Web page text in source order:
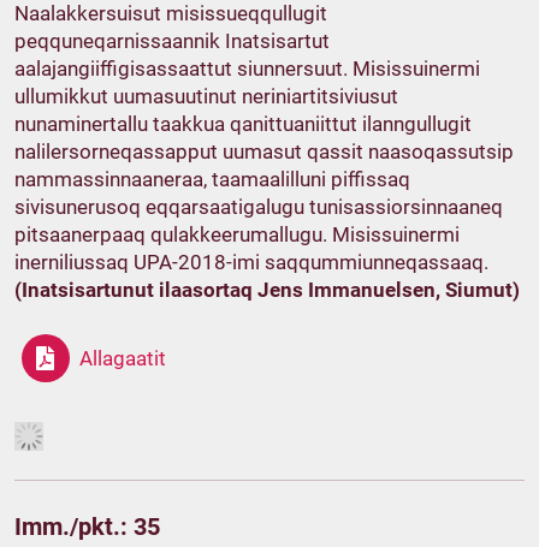
Naalakkersuisut misissueqqullugit
peqquneqarnissaannik Inatsisartut
aalajangiiffigisassaattut siunnersuut. Misissuinermi
ullumikkut uumasuutinut neriniartitsiviusut
nunaminertallu taakkua qanittuaniittut ilanngullugit
nalilersorneqassapput uumasut qassit naasoqassutsip
nammassinnaaneraa, taamaalilluni piffissaq
sivisunerusoq eqqarsaatigalugu tunisassiorsinnaaneq
pitsaanerpaaq qulakkeerumallugu. Misissuinermi
inerniliussaq UPA-2018-imi saqqummiunneqassaaq.
(Inatsisartunut ilaasortaq Jens Immanuelsen, Siumut)
Allagaatit
Imm./pkt.: 35